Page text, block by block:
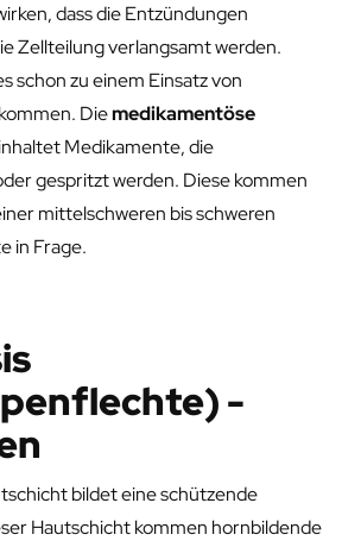
dass die Entzündungen
Zellteilung verlangsamt werden.
schon zu einem Einsatz von
Diemedikamentöse
Medikamente, die
gespritzt werden. Diese kommen
mittelschweren bis schweren
in Frage.
-
bildet eine schützende
Hautschicht kommen hornbildende